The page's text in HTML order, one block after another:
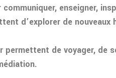
enseigner,
d’explorer de
de voyager, de